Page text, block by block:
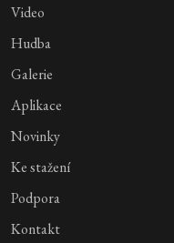
Video
Hudba
Galerie
Aplikace
Novinky
Ke stažení
Podpora
Kontakt